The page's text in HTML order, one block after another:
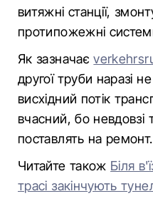
витяжні станції,
протипожежні
Як зазначає
другої труби наразі
висхідний потік
вчасний, бо
поставлять на ремонт.
Читайте також Біля
трасі закінчують